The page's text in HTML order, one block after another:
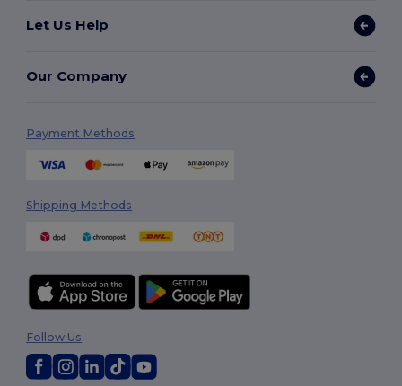
Let Us Help
Our Company
Payment Methods
Shipping Methods
Follow Us